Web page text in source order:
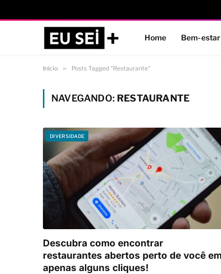
Home Bem-estar
Início » Posts Tagged "Restaurante"
NAVEGANDO: RESTAURANTE
DIVERSIDADE
Descubra como encontrar
restaurantes abertos perto de você
apenas alguns cliques!